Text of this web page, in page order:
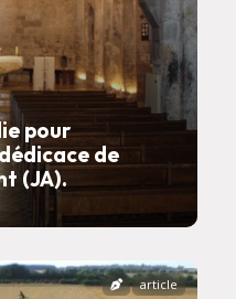
pour
de
(JA).
article